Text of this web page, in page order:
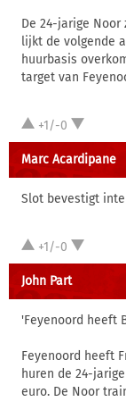
De 24-jarige
lijkt de volgende
huurbasis
target van
+1/-0
Marc Acardipane
Slot bevestigt
+1/-0
John Part
'Feyenoord heeft
Feyenoord heeft
huren de 24-
euro. De Noor